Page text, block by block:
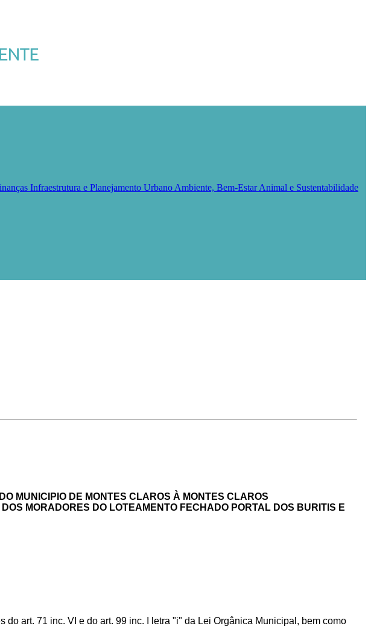
Infraestrutura e Planejamento Urbano Ambiente, Bem-Estar Animal e Sustentabilidade
MUNICIPIO DE MONTES CLAROS À MONTES CLAROS
MORADORES DO LOTEAMENTO FECHADO PORTAL DOS BURITIS E
art. 71 inc. VI e do art. 99 inc. I letra "i" da Lei Orgânica Municipal, bem como